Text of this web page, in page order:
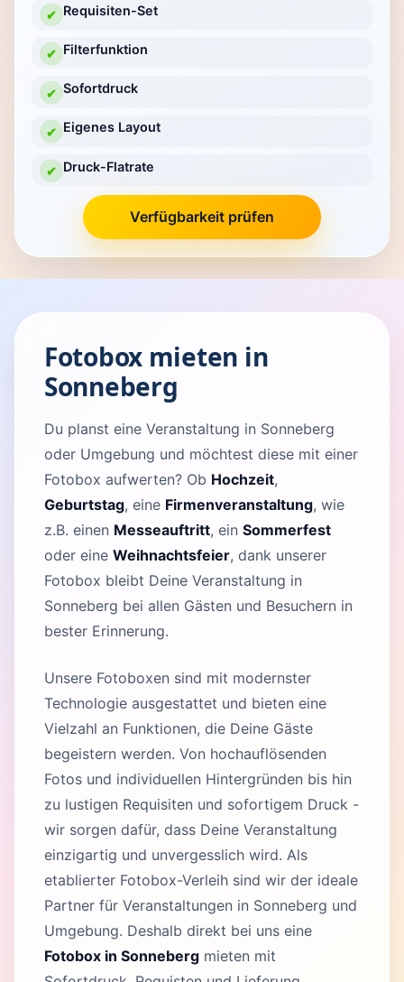
✔ Requisiten-Set
✔ Filterfunktion
✔ Sofortdruck
✔ Eigenes Layout
✔ Druck-Flatrate
Verfügbarkeit prüfen
Fotobox mieten in
Sonneberg
Du planst eine Veranstaltung in Sonneberg
oder Umgebung und möchtest diese mit einer
Fotobox aufwerten? Ob Hochzeit,
Geburtstag, eine Firmenveranstaltung, wie
z.B. einen Messeauftritt, ein Sommerfest
oder eine Weihnachtsfeier, dank unserer
Fotobox bleibt Deine Veranstaltung in
Sonneberg bei allen Gästen und Besuchern in
bester Erinnerung.
Unsere Fotoboxen sind mit modernster
Technologie ausgestattet und bieten eine
Vielzahl an Funktionen, die Deine Gäste
begeistern werden. Von hochauflösenden
Fotos und individuellen Hintergründen bis hin
zu lustigen Requisiten und sofortigem Druck -
wir sorgen dafür, dass Deine Veranstaltung
einzigartig und unvergesslich wird. Als
etablierter Fotobox-Verleih sind wir der ideale
Partner für Veranstaltungen in Sonneberg und
Umgebung. Deshalb direkt bei uns eine
Fotobox in Sonneberg mieten mit